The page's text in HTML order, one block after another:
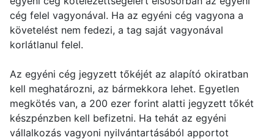
cég felel vagyonával. Ha az egyéni cég vagyona a
követelést nem fedezi, a tag saját vagyonával
korlátlanul felel.
Az egyéni cég jegyzett tőkéjét az alapító okiratban
kell meghatározni, az bármekkora lehet. Egyetlen
megkötés van, a 200 ezer forint alatti jegyzett tőkét
készpénzben kell befizetni. Ha tehát az egyéni
vállalkozás vagyoni nyilvántartásából apportot